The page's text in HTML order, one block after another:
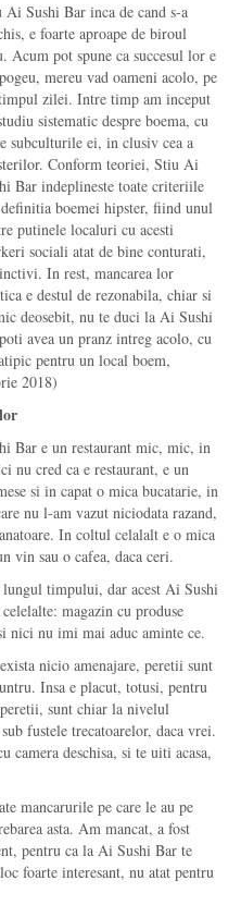
Ai Sushi Bar inca de cand s-a
e foarte aproape de biroul
Acum pot spune ca succesul lor e
mereu vad oameni acolo, pe
zilei. Intre timp am inceput
sistematic despre boema, cu
subculturile ei, in clusiv cea a
Conform teoriei, Stiu Ai
Bar indeplineste toate criteriile
boemei hipster, fiind unul
putinele localuri cu acesti
sociali atat de bine conturati,
In rest, mancarea lor
e destul de rezonabila, chiar si
deosebit, nu te duci la Ai Sushi
avea un pranz intreg acolo, cu
pentru un local boem,
2018)
Bar e un restaurant mic, mic, in
nu cred ca e restaurant, e un
si in capat o mica bucatarie, in
nu l-am vazut niciodata razand,
In coltul celalalt e o mica
vin sau o cafea, daca ceri.
timpului, dar acest Ai Sushi
magazin cu produse
nici nu imi mai aduc aminte ce.
nicio amenajare, peretii sunt
Insa e placut, totusi, pentru
sunt chiar la nivelul
fustele trecatoarelor, daca vrei.
camera deschisa, si te uiti acasa,
mancarurile pe care le au pe
asta. Am mancat, a fost
pentru ca la Ai Sushi Bar te
foarte interesant, nu atat pentru